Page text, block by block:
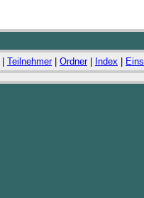
Teilnehmer| Ordner| Index